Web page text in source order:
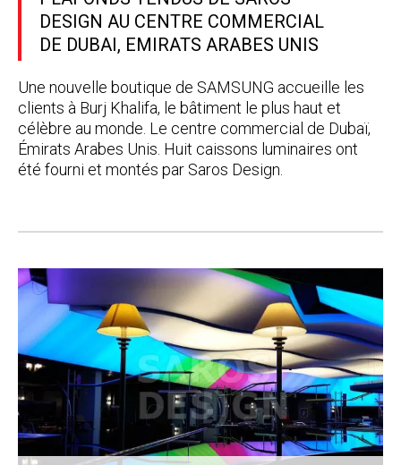
DESIGN AU CENTRE COMMERCIAL
DE DUBAI, EMIRATS ARABES UNIS
Une nouvelle boutique de SAMSUNG accueille les
clients à Burj Khalifa, le bâtiment le plus haut et
célèbre au monde. Le centre commercial de Dubaï,
Émirats Arabes Unis. Huit caissons luminaires ont
été fourni et montés par Saros Design.
navigation